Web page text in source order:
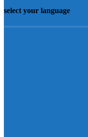
select your language